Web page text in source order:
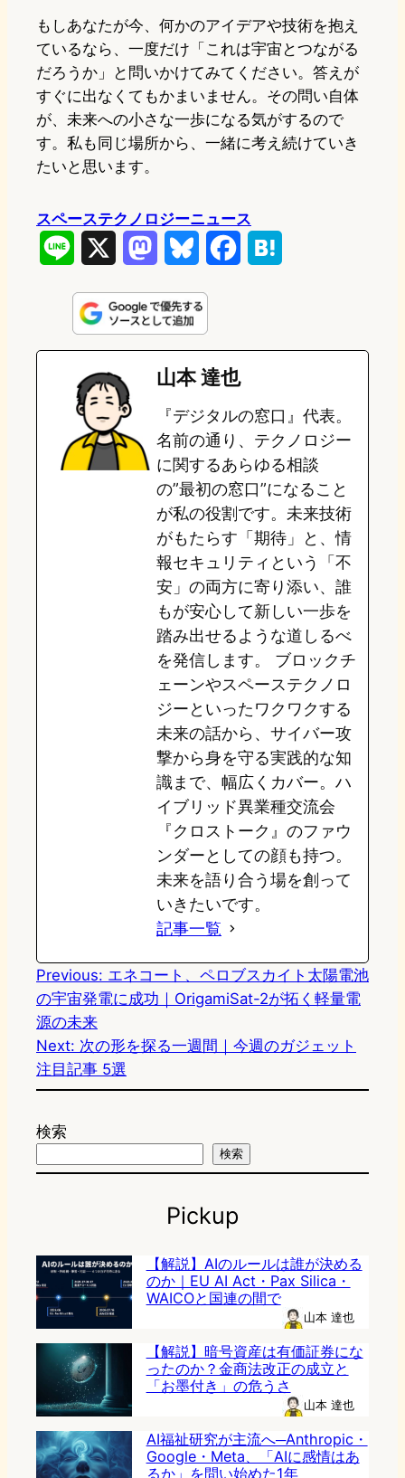
もしあなたが今、何かのアイデアや技術を抱え
ているなら、一度だけ「これは宇宙とつながる
だろうか」と問いかけてみてください。答えが
すぐに出なくてもかまいません。その問い自体
が、未来への小さな一歩になる気がするので
す。私も同じ場所から、一緒に考え続けていき
たいと思います。
スペーステクノロジーニュース
n
e
s
t
o
o
n
u
e
s
k
e
b
o
o
k
e
a
山本 達也
『デジタルの窓口』代表。
名前の通り、テクノロジー
に関するあらゆる相談
の”最初の窓口”になること
が私の役割です。未来技術
がもたらす「期待」と、情
報セキュリティという「不
安」の両方に寄り添い、誰
もが安心して新しい一歩を
踏み出せるような道しるべ
を発信します。 ブロックチ
ェーンやスペーステクノロ
ジーといったワクワクする
未来の話から、サイバー攻
撃から身を守る実践的な知
識まで、幅広くカバー。ハ
イブリッド異業種交流会
『クロストーク』のファウ
ンダーとしての顔も持つ。
未来を語り合う場を創って
いきたいです。
記事一覧
Previous: エネコート、ペロブスカイト太陽電池
の宇宙発電に成功｜OrigamiSat-2が拓く軽量電
源の未来
Next: 次の形を探る一週間｜今週のガジェット
注目記事 5選
検索
検索
Pickup
【解説】AIのルールは誰が決める
のか｜EU AI Act・Pax Silica・
WAICOと国連の間で
山本 達也
【解説】暗号資産は有価証券にな
ったのか？金商法改正の成立と
「お墨付き」の危うさ
山本 達也
AI福祉研究が主流へ─Anthropic・
Google・Meta、「AIに感情はあ
るか」を問い始めた1年